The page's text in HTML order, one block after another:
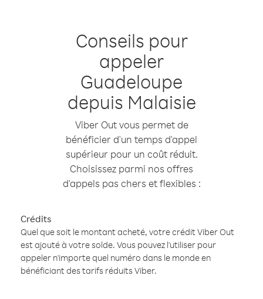
Conseils pour
appeler
Guadeloupe
depuis Malaisie
Viber Out vous permet de
bénéficier d'un temps d'appel
supérieur pour un coût réduit.
Choisissez parmi nos offres
d'appels pas chers et flexibles :
Crédits
Quel que soit le montant acheté, votre crédit Viber Out
est ajouté à votre solde. Vous pouvez l'utiliser pour
appeler n'importe quel numéro dans le monde en
bénéficiant des tarifs réduits Viber.